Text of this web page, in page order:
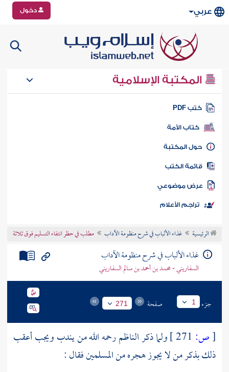
عربي دخول
المكتبة الإسلامية
كتب PDF
كتاب الأمة
المكتبة
الكتب
موضوعي
تراجم الأعلام
الرئيسية غذاء الألباب في شرح منظومة الآداب مطلب في حظر انتفاء التسليم فوق ثلاثة
غذاء الألباب في شرح منظومة الآداب
السفاريني - محمد بن أحمد بن سالم السفاريني
جزء 1 صفحة 271
[ص: ولما ذكرالناظمرحمه الله من يندب ويجب أعقب
ذلك بذكر من لا يجوز هجره من المسلمين فقال :